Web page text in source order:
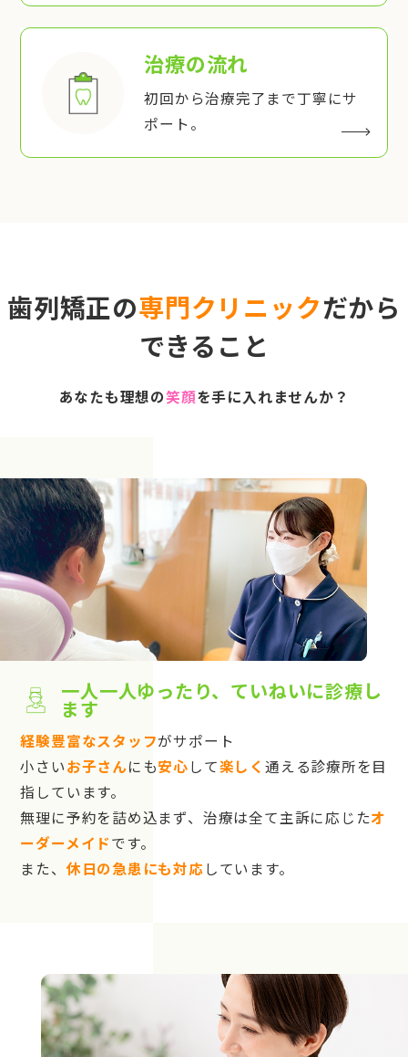
治療の流れ
初回から治療完了まで丁寧にサ
ポート。
歯列矯正の専門クリニックだから
できること
あなたも理想の笑顔を手に入れませんか？
一人一人ゆったり、ていねいに診療し
ます
経験豊富なスタッフがサポート
小さいお子さんにも安心して楽しく 通える診療所を目
指しています。
無理に予約を詰め込まず、治療は全て主訴に応じたオ
ーダーメイドです。
また、 休日の急患にも対応しています。